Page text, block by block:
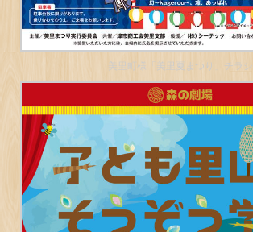
美里町様「美里夏まつり」チラシ